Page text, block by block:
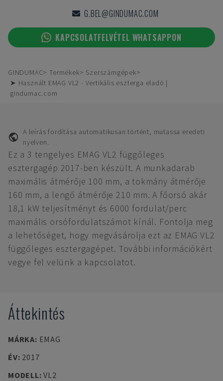
G.BEL@GINDUMAC.COM
KAPCSOLATFELVÉTEL WHATSAPPON
GINDUMAC Termékek
Szerszámgépek
➤ Használt EMAG VL2 - Vertikális eszterga eladó |
gindumac.com
A leírás fordítása automatikusan történt, mutassa eredeti
nyelven.
Ez a 3 tengelyes EMAG VL2 függőleges
esztergagép 2017-ben készült. A munkadarab
maximális átmérője 100 mm, a tokmány átmérője
160 mm, a lengő átmérője 210 mm. A főorsó akár
18,1 kW teljesítményt és 6000 fordulat/perc
maximális orsófordulatszámot kínál. Fontolja meg
a lehetőséget, hogy megvásárolja ezt az EMAG VL2
függőleges esztergagépet. További információkért
vegye fel velünk a kapcsolatot.
Áttekintés
MÁRKA: EMAG
ÉV: 2017
MODELL:VL2